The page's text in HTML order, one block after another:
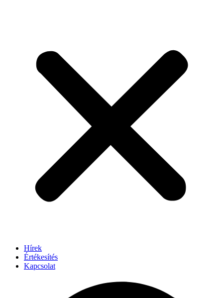
Hírek
Értékesítés
Kapcsolat